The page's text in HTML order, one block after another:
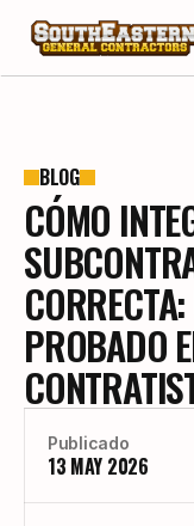
BLOG
CÓMO
PROBADO
Publicado
13 MAY 2026